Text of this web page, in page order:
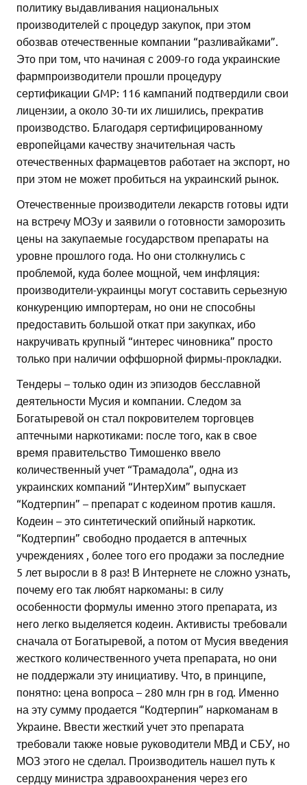
политику выдавливания национальных
производителей с процедур закупок, при этом
обозвав отечественные компании “разливайками”.
Это при том, что начиная с 2009-го года украинские
фармпроизводители прошли процедуру
сертификации GMP: 116 кампаний подтвердили свои
лицензии, а около 30-ти их лишились, прекратив
производство. Благодаря сертифицированному
европейцами качеству значительная часть
отечественных фармацевтов работает на экспорт, но
при этом не может пробиться на украинский рынок.
Отечественные производители лекарств готовы идти
на встречу МОЗу и заявили о готовности заморозить
цены на закупаемые государством препараты на
уровне прошлого года. Но они столкнулись с
проблемой, куда более мощной, чем инфляция:
производители-украинцы могут составить серьезную
конкуренцию импортерам, но они не способны
предоставить большой откат при закупках, ибо
накручивать крупный “интерес чиновника” просто
только при наличии оффшорной фирмы-прокладки.
Тендеры – только один из эпизодов бесславной
деятельности Мусия и компании. Следом за
Богатыревой он стал покровителем торговцев
аптечными наркотиками: после того, как в свое
время правительство Тимошенко ввело
количественный учет “Трамадола”, одна из
украинских компаний “ИнтерХим” выпускает
“Кодтерпин” – препарат с кодеином против кашля.
Кодеин – это синтетический опийный наркотик.
“Кодтерпин” свободно продается в аптечных
учреждениях , более того его продажи за последние
5 лет выросли в 8 раз! В Интернете не сложно узнать,
почему его так любят наркоманы: в силу
особенности формулы именно этого препарата, из
него легко выделяется кодеин. Активисты требовали
сначала от Богатыревой, а потом от Мусия введения
жесткого количественного учета препарата, но они
не поддержали эту инициативу. Что, в принципе,
понятно: цена вопроса – 280 млн грн в год. Именно
на эту сумму продается “Кодтерпин” наркоманам в
Украине. Ввести жесткий учет это препарата
требовали также новые руководители МВД и СБУ, но
МОЗ этого не сделал. Производитель нашел путь к
сердцу министра здравоохранения через его